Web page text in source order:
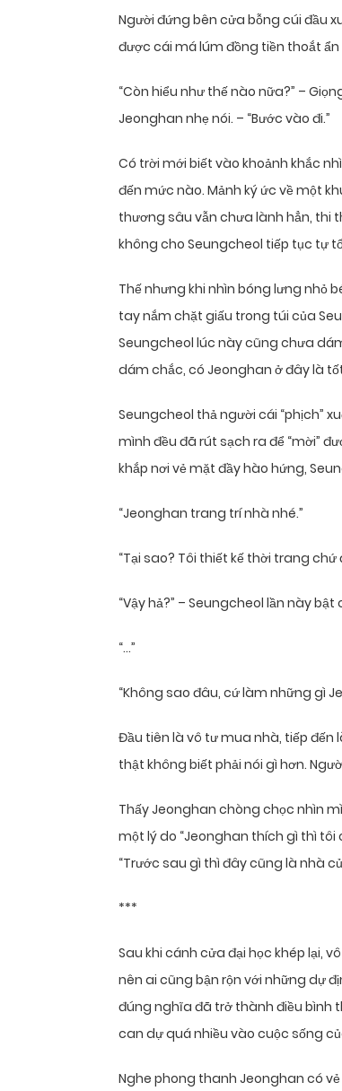
Người đứng bên cửa bỗng cúi đầu
được cái má lúm đồng tiền thoắt
“Còn hiểu như thế nào nữa?” –
Jeonghan nhẹ nói. – “Bước vào đi.”
Có trời mới biết vào khoảnh khắc
đến mức nào. Mảnh ký ức về một
thương sâu vẫn chưa lành hẳn, thi
không cho Seungcheol tiếp tục tự
Thế nhưng khi nhìn bóng lưng nhỏ
tay nắm chặt giấu trong túi của
Seungcheol lúc này cũng chưa
dám chắc, có Jeonghan ở đây là
Seungcheol thả người cái “phịch”
mình đều đã rút sạch ra để “mời”
khắp nơi vẻ mặt đầy hào hứng,
“Jeonghan trang trí nhà nhé.”
“Tại sao? Tôi thiết kế thời trang chứ
“Vậy hả?” – Seungcheol lần này
“…”
“Không sao đâu, cứ làm những gì
Đầu tiên là vô tư mua nhà, tiếp
thật không biết phải nói gì hơn.
Thấy Jeonghan chòng chọc nhìn
một lý do “Jeonghan thích gì thì tôi
“Trước sau gì thì đây cũng là nhà
***
Sau khi cánh cửa đại học khép lại,
nên ai cũng bận rộn với những dự
đúng nghĩa đã trở thành điều bình
can dự quá nhiều vào cuộc sống
Nghe phong thanh Jeonghan có